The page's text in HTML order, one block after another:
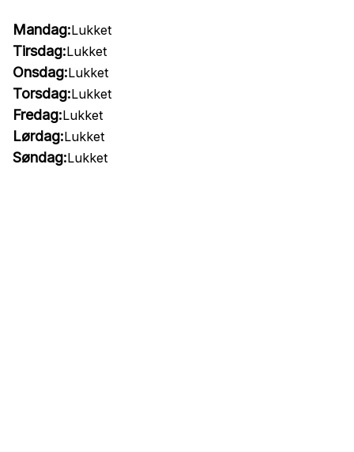
Mandag:Lukket
Tirsdag:Lukket
Onsdag:Lukket
Torsdag:Lukket
Fredag:Lukket
Lørdag:Lukket
Søndag:Lukket